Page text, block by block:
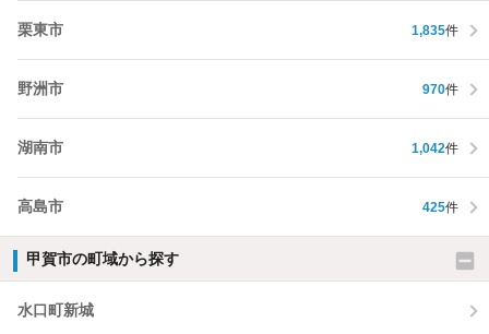
栗東市 1,835件
野洲市 970件
湖南市 1,042件
高島市 425件
甲賀市の町域から探す
水口町新城